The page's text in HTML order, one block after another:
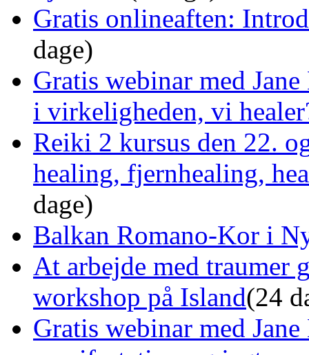
Gratis onlineaften:
dage)
Gratis webinar med
i virkeligheden, vi
Reiki 2 kursus den 22.
healing, fjernhealing,
dage)
Balkan Romano-Kor i
At arbejde med traumer
workshop på Island(24
Gratis webinar med